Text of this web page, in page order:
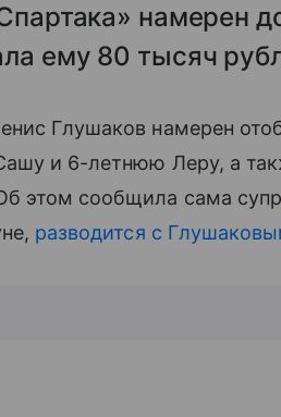
намерен
ему 80 тысяч
Глушаков намерен
и 6-летнюю Леру, а
этом сообщила сама
разводится с